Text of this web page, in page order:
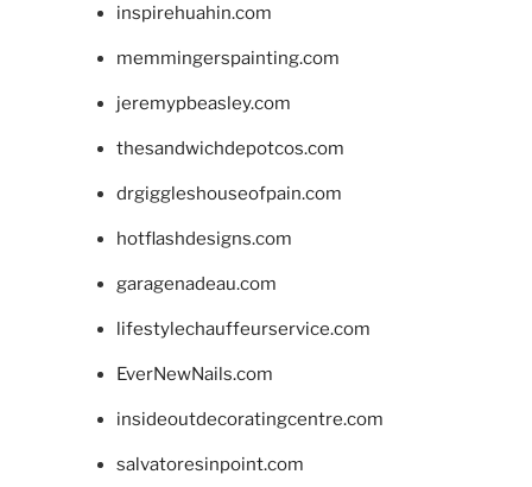
inspirehuahin.com
memmingerspainting.com
jeremypbeasley.com
thesandwichdepotcos.com
drgiggleshouseofpain.com
hotflashdesigns.com
garagenadeau.com
lifestylechauffeurservice.com
EverNewNails.com
insideoutdecoratingcentre.com
salvatoresinpoint.com